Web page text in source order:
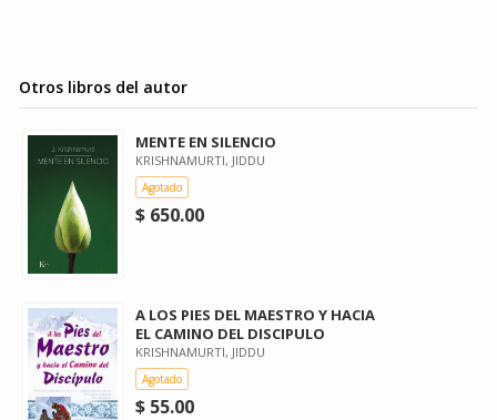
Otros libros del autor
MENTE EN SILENCIO
KRISHNAMURTI, JIDDU
Agotado
$ 650.00
A LOS PIES DEL MAESTRO Y HACIA
EL CAMINO DEL DISCIPULO
KRISHNAMURTI, JIDDU
Agotado
$ 55.00